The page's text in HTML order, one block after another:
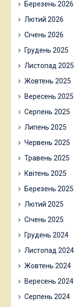
Березень 2026
Лютий 2026
Січень 2026
Грудень 2025
Листопад 2025
Жовтень 2025
Вересень 2025
Серпень 2025
Липень 2025
Червень 2025
Травень 2025
Квітень 2025
Березень 2025
Лютий 2025
Січень 2025
Грудень 2024
Листопад 2024
Жовтень 2024
Вересень 2024
Серпень 2024